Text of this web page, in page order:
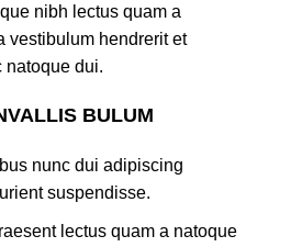
nibh lectus quam a
vestibulum hendrerit et
natoque dui.
BULUM
nunc dui adipiscing
suspendisse.
lectus quam a natoque